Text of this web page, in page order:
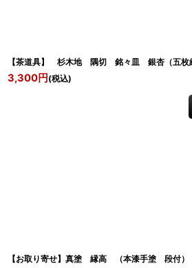
【茶道具】 杉木地 隅切 銘々皿 銀杏（五枚
3,300円 (税込)
【お取り寄せ】真塗 縁高 （本漆